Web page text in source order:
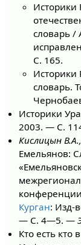
Историки
словарь /
С. 165.
Историки
словарь.
Историки
2003. — С.
Кислицын
Емельянов:
Курган: Изд-
— С. 4—5. —
Кто есть кто